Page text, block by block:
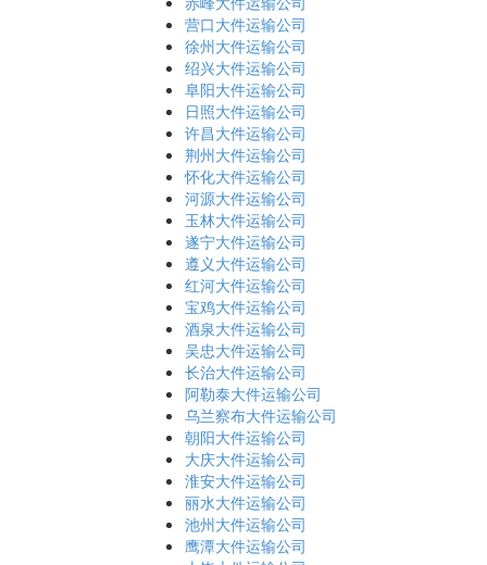
营口大件运输公司
徐州大件运输公司
绍兴大件运输公司
阜阳大件运输公司
日照大件运输公司
许昌大件运输公司
荆州大件运输公司
怀化大件运输公司
河源大件运输公司
玉林大件运输公司
遂宁大件运输公司
遵义大件运输公司
红河大件运输公司
宝鸡大件运输公司
酒泉大件运输公司
吴忠大件运输公司
长治大件运输公司
阿勒泰大件运输公司
乌兰察布大件运输公司
朝阳大件运输公司
大庆大件运输公司
淮安大件运输公司
丽水大件运输公司
池州大件运输公司
鹰潭大件运输公司